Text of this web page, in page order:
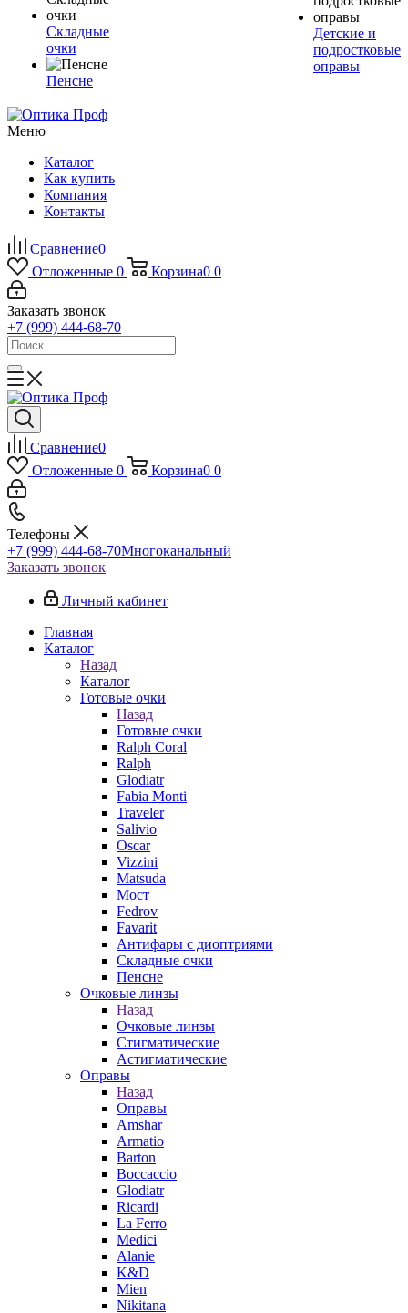
Складные
очки
Пенсне
Детские и
подростковые
оправы
Меню
Каталог
Как купить
Компания
Контакты
Сравнение0
Отложенные 0 Корзина0 0
Заказать звонок
+7 (999) 444-68-70
Сравнение0
Отложенные 0 Корзина0 0
Телефоны
+7 (999) 444-68-70Многоканальный
Заказать звонок
Личный кабинет
Главная
Каталог
Назад
Каталог
Готовые очки
Назад
Готовые очки
Ralph Coral
Ralph
Glodiatr
Fabia Monti
Traveler
Salivio
Oscar
Vizzini
Matsuda
Мост
Fedrov
Favarit
Антифары с диоптриями
Складные очки
Пенсне
Очковые линзы
Назад
Очковые линзы
Стигматические
Астигматические
Оправы
Назад
Оправы
Amshar
Armatio
Barton
Boccaccio
Glodiatr
Ricardi
La Ferro
Medici
Alanie
K&D
Mien
Nikitana